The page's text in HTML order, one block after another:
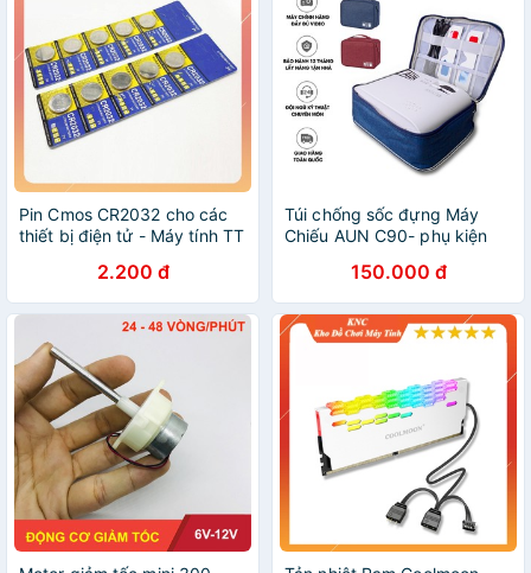
Pin Cmos CR2032 cho các
thiết bị điện tử - Máy tính TT
2.200 đ
Túi chống sốc đựng Máy
Chiếu AUN C90- phụ kiện
150.000 đ